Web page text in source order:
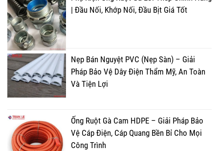
| Đầu Nối, Khớp Nối, Đầu Bịt Giá Tốt
Nẹp Bán Nguyệt PVC (Nẹp Sàn) – Giải
Pháp Bảo Vệ Dây Điện Thẩm Mỹ, An Toàn
Và Tiện Lợi
Ống Ruột Gà Cam HDPE – Giải Pháp Bảo
Vệ Cáp Điện, Cáp Quang Bền Bỉ Cho Mọi
Công Trình